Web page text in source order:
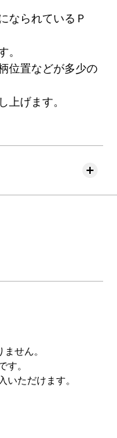
なられているＰ
。
位置などが多少の
上げます。
せん。
す。
いただけます。